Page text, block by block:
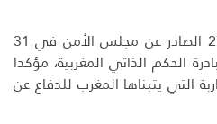
وأشار أيضا إلى أن القرار 2797 الصادر عن مجلس الأمن في 31
الحكم الذاتي المغربية، مؤكدا
التي يتبناها المغرب للدفاع عن